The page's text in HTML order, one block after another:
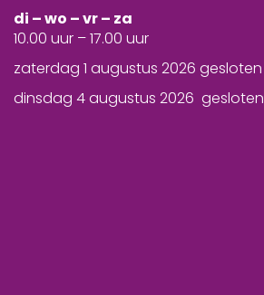
di – wo – vr – za
10.00 uur – 17.00 uur
zaterdag 1 augustus 2026 gesloten
dinsdag 4 augustus 2026 gesloten